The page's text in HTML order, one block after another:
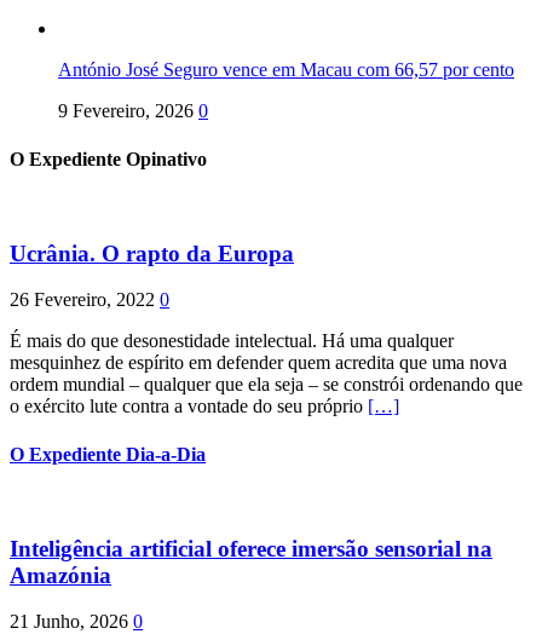
António José Seguro vence em Macau com 66,57 por cento
9 Fevereiro, 2026 0
O Expediente Opinativo
Ucrânia. O rapto da Europa
26 Fevereiro, 2022 0
É mais do que desonestidade intelectual. Há uma qualquer
mesquinhez de espírito em defender quem acredita que uma nova
ordem mundial – qualquer que ela seja – se constrói ordenando que
o exército lute contra a vontade do seu próprio […]
O Expediente Dia-a-Dia
Inteligência artificial oferece imersão sensorial na
Amazónia
21 Junho, 2026 0